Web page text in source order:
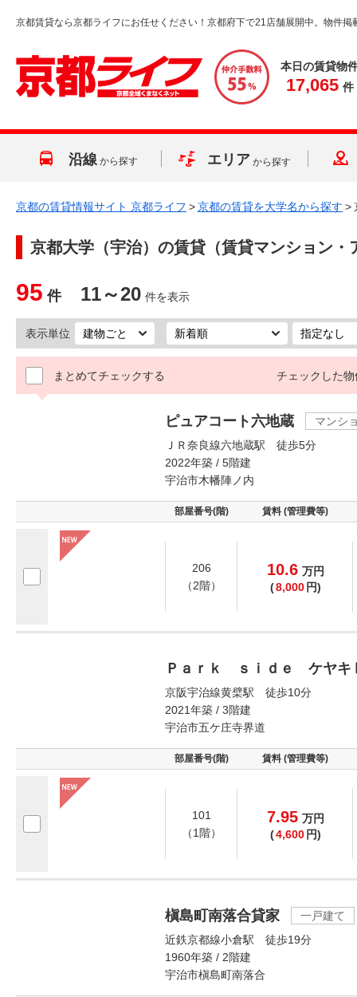
京都賃貸なら京都ライフにお任せください！京都府下で21店舗展開中。物件掲
本日の賃貸物
17,065 件
沿線 から探す エリア から探す
京都の賃貸情報サイト 京都ライフ >京都の賃貸を大学名から探す >
京都大学（宇治） の賃貸（賃貸マンション・
95 件 11～20 件を表示
表示単位
まとめてチェックする チェックした物
ピュアコート六地蔵
マンシ
ＪＲ奈良線六地蔵駅 徒歩5分
2022年築 / 5階建
宇治市木幡陣ノ内
部屋番号(階) 賃料 (管理費等)
206
（2階）
10.6 万円
(8,000 円)
Ｐａｒｋ ｓｉｄｅ ケヤ
京阪宇治線黄檗駅 徒歩10分
2021年築 / 3階建
宇治市五ケ庄寺界道
部屋番号(階) 賃料 (管理費等)
101
（1階）
7.95 万円
(4,600 円)
槇島町南落合貸家
一戸建て
近鉄京都線小倉駅 徒歩19分
1960年築 / 2階建
宇治市槇島町南落合